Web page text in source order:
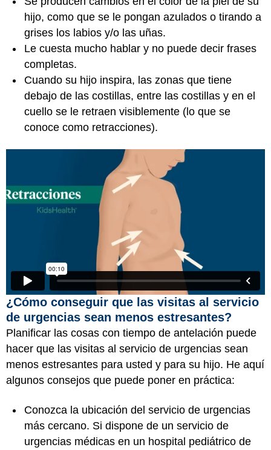
hijo, como que se le pongan azulados o tirando a
grises los labios y/o las uñas.
Le cuesta mucho hablar y no puede decir frases
completas.
Cuando su hijo inspira, las zonas que tiene
debajo de las costillas, entre las costillas y en el
cuello se le retraen visiblemente (lo que se
conoce como retracciones).
¿Cómo conseguir que las visitas al servicio
de urgencias sean menos estresantes?
Planificar las cosas con tiempo de antelación puede
hacer que las visitas al servicio de urgencias sean
menos estresantes para usted y para su hijo. He aquí
algunos consejos que puede poner en práctica:
Conozca la ubicación del servicio de urgencias
más cercano. Si dispone de un servicio de
urgencias médicas en un hospital pediátrico de